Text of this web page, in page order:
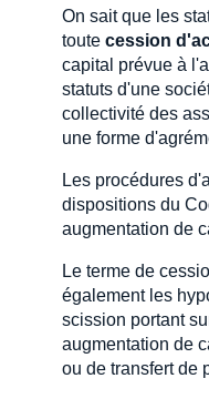
On sait que les
toute cession
capital prévue à
statuts d'une
collectivité des
une forme
Les procédures
dispositions du
augmentation de
Le terme de
également les
scission portant
augmentation de
ou de transfert de